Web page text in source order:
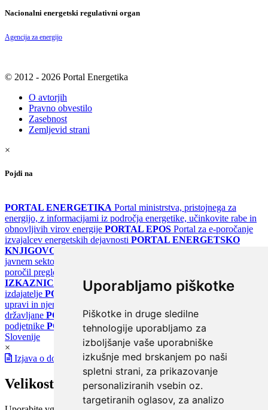
Uporabljamo piškotke
Piškotke in druge sledilne
tehnologije uporabljamo za
izboljšanje vaše uporabniške
izkušnje med brskanjem po naši
spletni strani, za prikazovanje
personaliziranih vsebin oz.
targetiranih oglasov, za analizo
Nacionalni energetski regulativni organ
Agencija za energijo
© 2012 - 2026 Portal Energetika
O avtorjih
Pravno obvestilo
Zasebnost
Zemljevid strani
×
Pojdi na
PORTAL ENERGETIKA Portal ministrstva, pristojnega za
energijo, z informacijami iz področja energetike, učinkovite rabe in
obnovljivih virov energije PORTAL EPOS Portal za e-poročanje
izvajalcev energetskih dejavnosti PORTAL ENERGETSKO
KNJIGOVODSTVO
javnem sektorju
poročil pregledov klimatskih sistemov
IZKAZNICE
Register energetskih izkaznic - za izdelovalce in
izdajatelje PORTAL GOV.SI Osrednje spletno mesto o državni
upravi in njenih storitvah
državljane PORTAL SPOT Državni portal za podjetja in
podjetnike PORTAL OPSI Državni portal odprtih podatkov
Slovenije
×
Izjava o dostopnosti
Velikost pisave